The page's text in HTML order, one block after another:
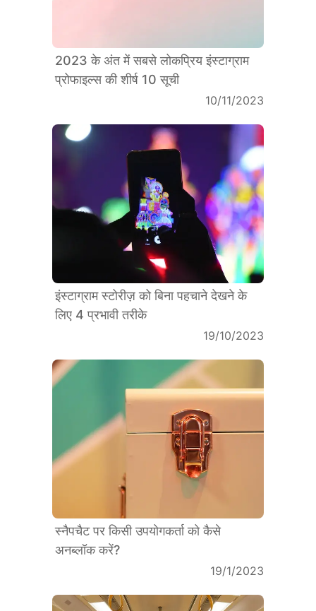
2023 के अंत में सबसे लोकप्रिय इंस्टाग्राम
प्रोफाइल्स की शीर्ष 10 सूची
10/11/2023
इंस्टाग्राम स्टोरीज़ को बिना पहचाने देखने के
लिए 4 प्रभावी तरीके
19/10/2023
स्नैपचैट पर किसी उपयोगकर्ता को कैसे
अनब्लॉक करें?
19/1/2023